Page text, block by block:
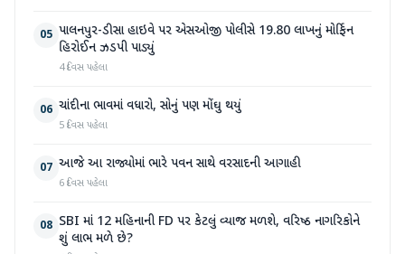
05 પાલનપુર-ડીસા હાઇવે પર એસઓજી પોલીસે 19.80 લાખનું મોર્ફિન
હિરોઈન ઝડપી પાડ્યું
4 દિવસ પહેલા
06 ચાંદીના ભાવમાં વધારો, સોનું પણ મોંઘુ થયું
5 દિવસ પહેલા
07 આજે આ રાજ્યોમાં ભારે પવન સાથે વરસાદની આગાહી
6 દિવસ પહેલા
08 SBI માં 12 મહિનાની FD પર કેટલું વ્યાજ મળશે, વરિષ્ઠ નાગરિકોને
શું લાભ મળે છે?